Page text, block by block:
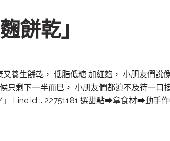
餅乾」
養生餅乾， 低脂低糖 加紅麴， 小朋友們
只剩下一半而巳， 小朋友們都迫不及待一口
」 Line id :. 22751181 選甜點➡拿食材➡動